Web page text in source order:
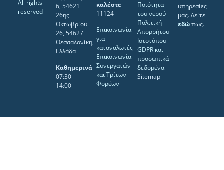
All rights
reserved
6, 54621
26ης
Οκτωβρίου
26, 54627
Θεσσαλονίκη,
Ελλάδα
Καθημερινά
07:30 ―
14:00
καλέστε
11124
Επικοινωνία
για
καταναλωτές
Επικοινωνία
Συνεργατών
και Τρίτων
Φορέων
Ποιότητα
του νερού
Πολιτική
Απορρήτου
Ιστοτόπου
GDPR και
προσωπικά
δεδομένα
Sitemap
υπηρεσίες
μας. Δείτε
εδώπως.